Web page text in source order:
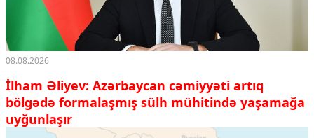
08.08.2026
İlham Əliyev: Azərbaycan cəmiyyəti artıq
bölgədə formalaşmış sülh mühitində yaşamağa
uyğunlaşır